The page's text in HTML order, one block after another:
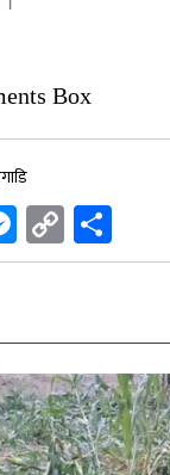
Box
Messenger
Copy
Link